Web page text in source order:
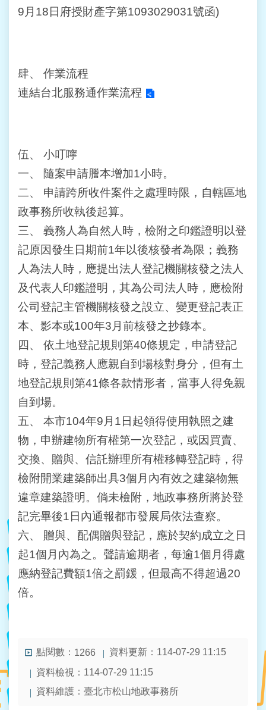
告
網
開
告
聯
絡
我
們
個
料
保
專
區
府
資
訊
公
開
9月18日府授財產字第1093029031號函)
肆、
作業流程
連結台北服務通作業流程
伍、
小叮嚀
一、
隨案申請謄本增加1小時。
二、
申請跨所收件案件之處理時限，自轄區地
政事務所收執後起算。
三、
義務人為自然人時，檢附之印鑑證明以登
記原因發生日期前1年以後核發者為限；義務
人為法人時，應提出法人登記機關核發之法人
及代表人印鑑證明，其為公司法人時，應檢附
公司登記主管機關核發之設立、變更登記表正
本、影本或100年3月前核發之抄錄本。
四、
依土地登記規則第40條規定，申請登記
時，登記義務人應親自到場核對身分，但有土
地登記規則第41條各款情形者，當事人得免親
自到場。
五、
本市104年9月1日起領得使用執照之建
物，申辦建物所有權第一次登記，或因買賣、
交換、贈與、信託辦理所有權移轉登記時，得
檢附開業建築師出具3個月內有效之建築物無
違章建築證明。倘未檢附，地政事務所將於登
記完畢後1日內通報都市發展局依法查察。
六、
贈與、配偶贈與登記，應於契約成立之日
起1個月內為之。聲請逾期者，每逾1個月得處
應納登記費額1倍之罰鍰，但最高不得超過20
倍。
點閱數： 1266
資料更新：114-07-29 11:15
資料檢視：114-07-29 11:15
資料維護：臺北市松山地政事務所